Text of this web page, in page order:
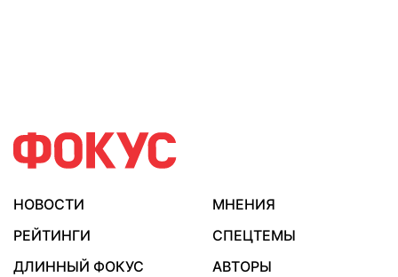
НОВОСТИ
МНЕНИЯ
РЕЙТИНГИ
СПЕЦТЕМЫ
ДЛИННЫЙ ФОКУС
АВТОРЫ